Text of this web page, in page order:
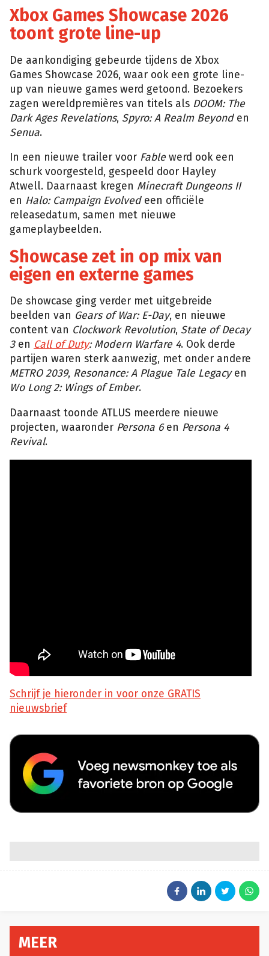
Xbox Games Showcase 2026
toont grote line-up
De aankondiging gebeurde tijdens de Xbox
Games Showcase 2026, waar ook een grote line-
up van nieuwe games werd getoond. Bezoekers
zagen wereldpremières van titels als DOOM: The
Dark Ages Revelations, Spyro: A Realm Beyonden
Senua.
In een nieuwe trailer voor Fablewerd ook een
schurk voorgesteld, gespeeld door Hayley
Atwell. Daarnaast kregen Minecraft Dungeons II
en Halo: Campaign Evolvedeen officiële
releasedatum, samen met nieuwe
gameplaybeelden.
Showcase zet in op mix van
eigen en externe games
De showcase ging verder met uitgebreide
beelden van Gears of War: E-Day, en nieuwe
content van Clockwork Revolution, State of Decay
3en Call of Duty: Modern Warfare 4. Ook derde
partijen waren sterk aanwezig, met onder andere
METRO 2039, Resonance: A Plague Tale Legacyen
Wo Long 2: Wings of Ember.
Daarnaast toonde ATLUS meerdere nieuwe
projecten, waaronder Persona 6en Persona 4
Revival.
Schrijf je hieronder in voor onze GRATIS
nieuwsbrief
MEER